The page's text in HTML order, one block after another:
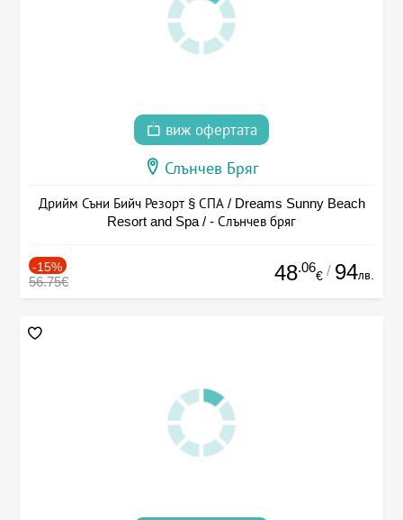
виж офертата
Слънчев Бряг
Дрийм Съни Бийч Резорт § СПА / Dreams Sunny Beach
Resort and Spa / - Слънчев бряг
-15%
56.75€ 48.06
€ / 94лв.